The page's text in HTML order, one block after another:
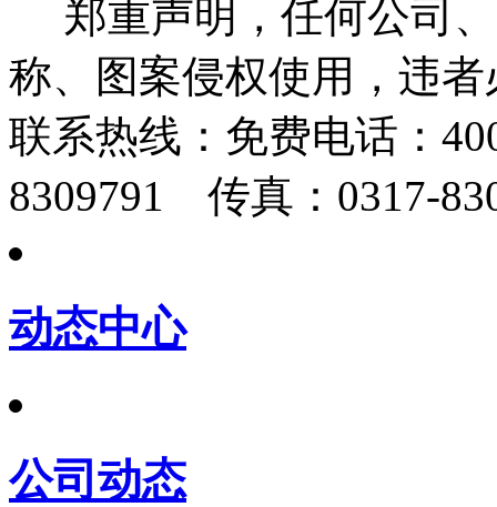
郑重声明，任何公司
称、图案侵权使用，违
联系热线： 免费电话：
8309791 传真：0317-
动态中心
公司动态